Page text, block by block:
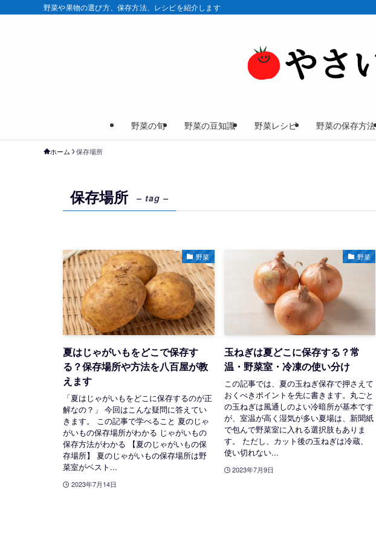
野菜や果物の選び方、保存方法、レシピを紹介します
野菜の旬 野菜の豆知識 野菜レシピ 野菜の保存方法
ホーム 保存場所
保存場所 – tag –
野菜
夏はじゃがいもをどこで保存す
る？保存場所や方法を八百屋が教
えます
「夏はじゃがいもをどこに保存するのが正
解なの？」 今回はこんな疑問に答えてい
きます。 この記事で学べること 夏のじゃ
がいもの保存場所がわかる じゃがいもの
保存方法がわかる 【夏のじゃがいもの保
存場所】 夏のじゃがいもの保存場所は野
菜室がベスト...
2023年7月14日
野菜
玉ねぎは夏どこに保存する？常
温・野菜室・冷凍の使い分け
この記事では、夏の玉ねぎ保存で押さえて
おくべきポイントを先に書きます。丸ごと
の玉ねぎは風通しのよい冷暗所が基本です
が、室温が高く湿気が多い夏場は、新聞紙
で包んで野菜室に入れる選択肢もありま
す。 ただし、カット後の玉ねぎは冷蔵、
使い切れない...
2023年7月9日